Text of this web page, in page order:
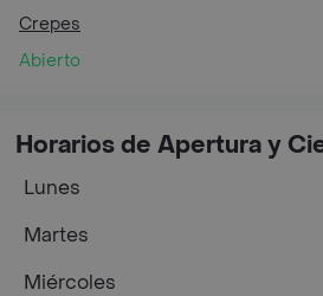
Crepes
Abierto
Horarios de Apertura y
Lunes
Martes
Miércoles